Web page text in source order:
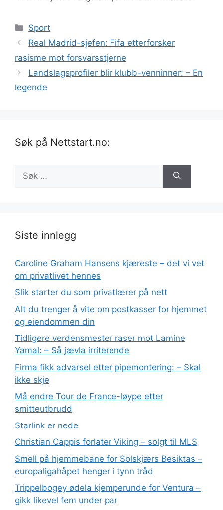
Kategorier
Sport
Real Madrid-sjefen: Fifa etterforsker
rasisme mot forsvarsstjerne
Landslagsprofiler blir klubb-venninner: – En
legende
Søk på Nettstart.no:
etter:
Siste innlegg
Caroline Graham Hansens kjæreste – det vi vet
om privatlivet hennes
Slik starter du som privatlærer på nett
Alt du trenger å vite om postkasser for hjemmet
og eiendommen din
Tidligere verdensmester raser mot Lamine
Yamal: – Så jævla irriterende
Firma fikk advarsel etter pipemontering: – Skal
ikke skje
Må endre Tour de France-løype etter
smitteutbrudd
Starlink er nede
Christian Cappis forlater Viking – solgt til MLS
Smell på hjemmebane for Solskjærs Besiktas –
europaligahåpet henger i tynn tråd
Trippelbogey ødela kjemperunde for Ventura –
gikk likevel fem under par